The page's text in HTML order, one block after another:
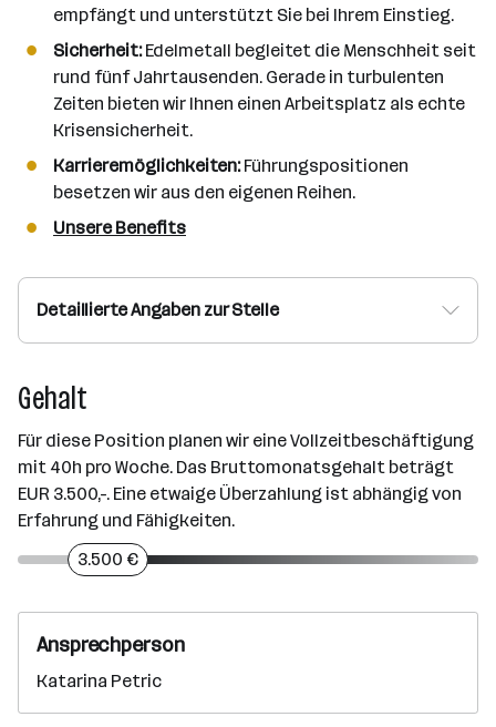
empfängt und unterstützt Sie bei Ihrem Einstieg.
Sicherheit:Edelmetall begleitet die Menschheit seit
rund fünf Jahrtausenden. Gerade in turbulenten
Zeiten bieten wir Ihnen einen Arbeitsplatz als echte
Krisensicherheit.
Karrieremöglichkeiten:Führungspositionen
besetzen wir aus den eigenen Reihen.
Unsere Benefits
Detaillierte Angaben zur Stelle
Gehalt
Für diese Position planen wir eine Vollzeitbeschäftigung
mit 40h pro Woche. Das Bruttomonatsgehalt beträgt
EUR 3.500,-. Eine etwaige Überzahlung ist abhängig von
Erfahrung und Fähigkeiten.
3.500 €
Ansprechperson
Katarina Petric